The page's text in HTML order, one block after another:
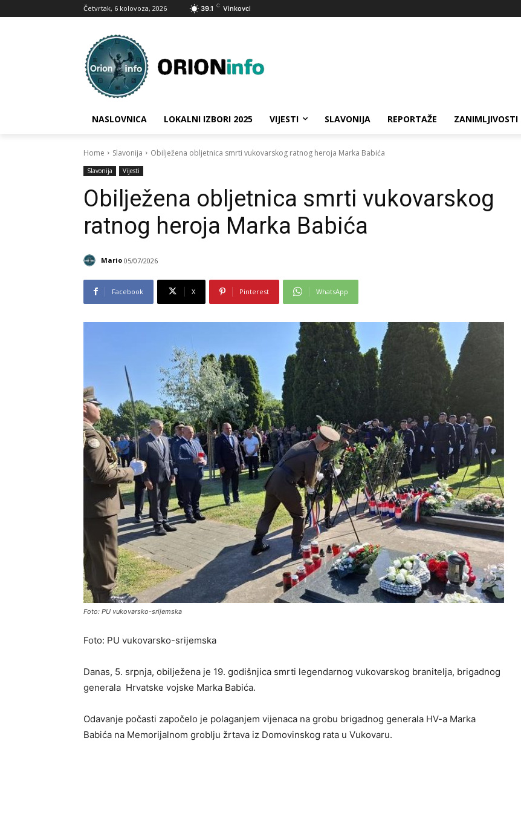
Četvrtak, 6 kolovoza, 2026 39.1 C Vinkovci
NASLOVNICA LOKALNI IZBORI 2025 VIJESTI SLAVONIJA REPORTAŽE ZANIMLJIVOSTI
Home Slavonija Obilježena obljetnica smrti vukovarskog ratnog heroja Marka Babića
Slavonija Vijesti
Obilježena obljetnica smrti vukovarskog
ratnog heroja Marka Babića
Mario 05/07/2026
Facebook X Pinterest WhatsApp
Foto: PU vukovarsko-srijemska
Foto: PU vukovarsko-srijemska
Danas, 5. srpnja, obilježena je 19. godišnjica smrti legendarnog vukovarskog branitelja, brigadnog
generala Hrvatske vojske Marka Babića.
Odavanje počasti započelo je polaganjem vijenaca na grobu brigadnog generala HV-a Marka
Babića na Memorijalnom groblju žrtava iz Domovinskog rata u Vukovaru.